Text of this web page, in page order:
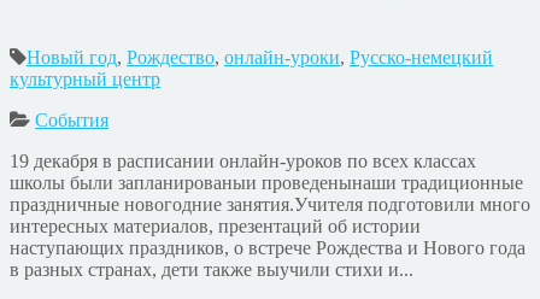
Новый год, Рождество, онлайн-уроки, Русско-немецкий
культурный центр
События
19 декабря в расписании онлайн-уроков по всех классах
школы были запланированыи проведенынаши традиционные
праздничные новогодние занятия.Учителя подготовили много
интересных материалов, презентаций об истории
наступающих праздников, о встрече Рождества и Нового года
в разных странах, дети также выучили стихи и...